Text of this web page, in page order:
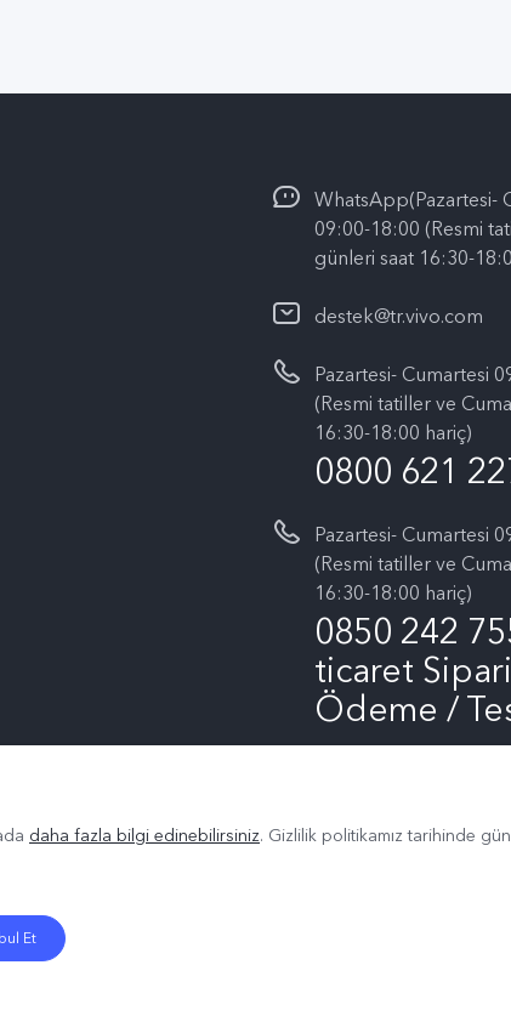
WhatsApp(Pazartesi-
09:00-18:00 (Resmi
günleri saat 16:30-
destek@tr.vivo.com
Pazartesi- Cumartesi
(Resmi tatiller ve
16:30-18:00 hariç)
0800 621
Pazartesi- Cumartesi
(Resmi tatiller ve
16:30-18:00 hariç)
0850 242
ticaret
Ödeme /
daha fazla bilgi edinebilirsiniz. Gizlilik politikamıztarihinde
Et